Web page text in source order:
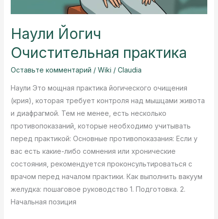
Наули Йогич
Очистительная практика
Оставьте комментарий / Wiki / Claudia
Наули Это мощная практика йогического очищения
(крия), которая требует контроля над мышцами живота
и диафрагмой. Тем не менее, есть несколько
противопоказаний, которые необходимо учитывать
перед практикой: Основные противопоказания: Если у
вас есть какие-либо сомнения или хронические
состояния, рекомендуется проконсультироваться с
врачом перед началом практики. Как выполнить вакуум
желудка: пошаговое руководство 1. Подготовка. 2.
Начальная позиция